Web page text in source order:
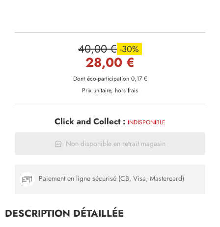
40,00 € -30%
28,00 €
Dont éco-participation 0,17 €
Prix unitaire, hors frais
Click and Collect : INDISPONIBLE
Non disponible en retrait magasin
Paiement en ligne sécurisé (CB, Visa, Mastercard)
DESCRIPTION DÉTAILLÉE